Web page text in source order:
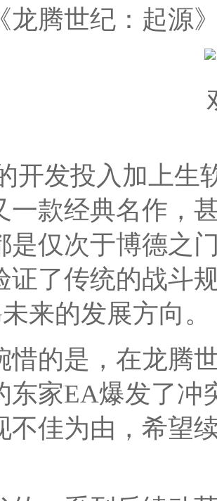
龙腾世纪：起源
开发投入加上生
一款经典名作，
是仅次于博德之
证了传统的战斗
来的发展方向。
惜的是，在龙腾
东家EA爆发了冲
不佳为由，希望